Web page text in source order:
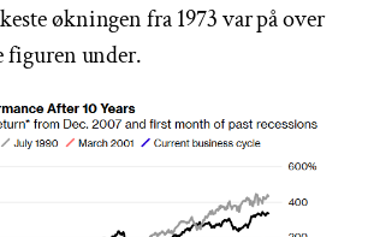
økningen fra 1973 var på over
figuren under.